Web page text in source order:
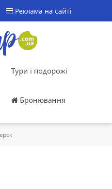
Реклама на сайті
Тури і подорожі
Бронювання